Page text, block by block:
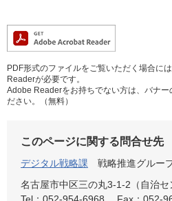
PDF形式のファイルをご覧いただく場合に
Readerが必要です。
Adobe Readerをお持ちでない方は、バナー
ださい。（無料）
このページに関する問合せ先
デジタル戦略課
戦略推進グルー
名古屋市中区三の丸3-1-2（自治セ